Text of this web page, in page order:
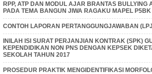
RPP, ATP DAN MODUL AJAR BRANTAS BULLYING
PADA TEMA BANGUN JIWA RAGAKU MAPEL P5BK
CONTOH LAPORAN PERTANGGUNGJAWABAN
INILAH ISI SURAT PERJANJIAN KONTRAK (SPK)
KEPENDIDIKAN NON PNS DENGAN KEPSEK
SEKOLAH TAHUN 2017
PROSEDUR PRAKTIK MENGIDENTIFIKASI